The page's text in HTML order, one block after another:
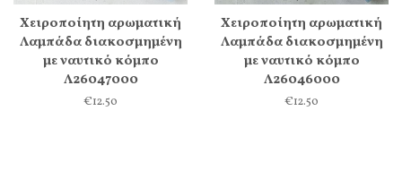
Χειροποίητη αρωματική
Λαμπάδα διακοσμημένη
με ναυτικό κόμπο
Λ26047000
€12.50
Χειροποίητη αρωματική
Λαμπάδα διακοσμημένη
με ναυτικό κόμπο
Λ26046000
€12.50